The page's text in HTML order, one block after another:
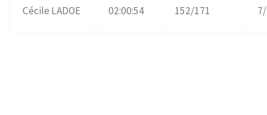
Cécile LADOE 02:00:54 152/171